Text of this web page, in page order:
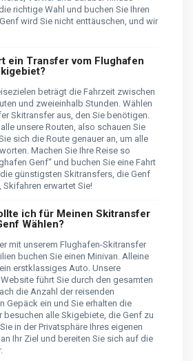
richtige Wahl und buchen Sie Ihren
wird Sie nicht enttäuschen, und wir
ein Transfer vom Flughafen
beträgt die Fahrzeit zwischen
und zweieinhalb Stunden. Wählen
Skitransfer aus, den Sie benötigen.
unsere Routen, also schauen Sie
sich die Route genauer an, um alle
Machen Sie Ihre Reise so
Genf“ und buchen Sie eine Fahrt
günstigsten Skitransfers, die Genf
Skifahren erwartet Sie!
ich für Meinen Skitransfer
Wählen?
mit unserem Flughafen-Skitransfer
buchen Sie einen Minivan. Alleine
erstklassiges Auto. Unsere
führt Sie durch den gesamten
die Anzahl der reisenden
Gepäck ein und Sie erhalten die
besuchen alle Skigebiete, die Genf zu
in der Privatsphäre Ihres eigenen
Ihr Ziel und bereiten Sie sich auf die